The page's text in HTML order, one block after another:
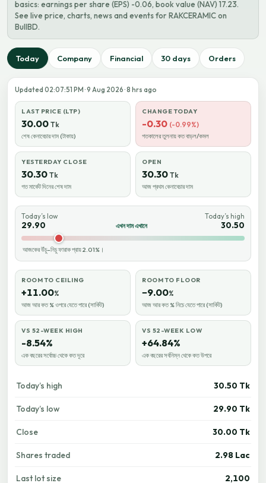
basics: earnings per share (EPS) -0.06, book value (NAV) 17.23.
See live price, charts, news and events for RAKCERAMIC on
BullBD.
Today Company Financial 30 days Orders
Updated 02:07:51 PM · 9 Aug 2026 · 8 hrs ago
LAST PRICE (LTP)
30.00 Tk
শেষ কেনাবেচার দাম (টাকায়)
CHANGE TODAY
-0.30 (-0.99%)
গতকালের তুলনায় কত বাড়ল/কমল
YESTERDAY CLOSE
30.30 Tk
গত মার্কেট দিনের শেষ দাম
OPEN
30.30 Tk
আজ প্রথম কেনাবেচার দাম
Today’s low
29.90 এখন দাম এখানে
Today’s high
30.50
আজকের উঁচু–নিচু ফারাক প্রায় 2.01%।
ROOM TO CEILING
+11.00%
আজ আর কত % ওপরে যেতে পারে (সার্কিট)
ROOM TO FLOOR
−9.00%
আজ আর কত % নিচে যেতে পারে (সার্কিট)
VS 52-WEEK HIGH
-8.54%
এক বছরের সর্বোচ্চ থেকে কত দূরে
VS 52-WEEK LOW
+64.84%
এক বছরের সর্বনিম্ন থেকে কত উপরে
Today’s high 30.50 Tk
Today’s low 29.90 Tk
Close 30.00 Tk
Shares traded 2.98 Lac
Last lot size 2,100